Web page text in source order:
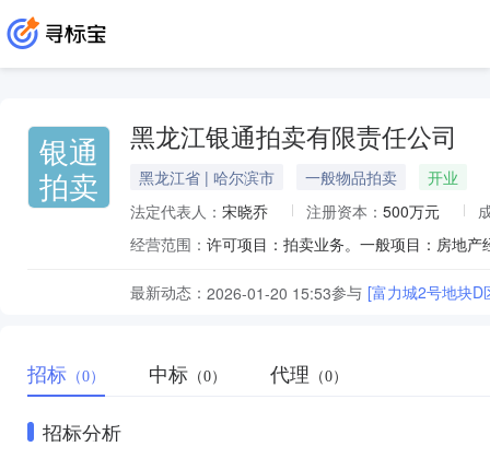
银通
拍卖
黑龙江银通拍卖有限责任公司
黑龙江省 | 哈尔滨市 一般物品拍卖
开业
法定代表人： 宋晓乔 注册资本： 500万元
经营范围：
最新动态： 2026-01-20 15:53参与 [富力城2号地块
招标 （0） 中标 （0） 代理 （0）
招标分析